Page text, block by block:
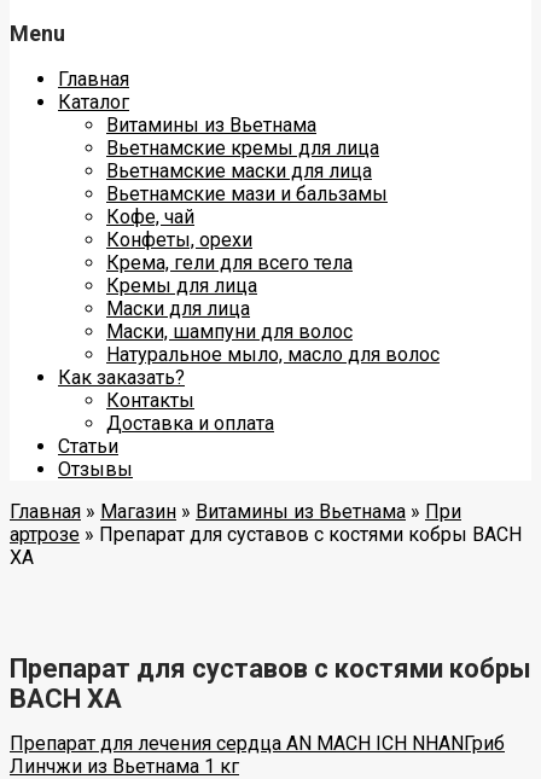
Menu
Главная
Каталог
Витамины из Вьетнама
Вьетнамские кремы для лица
Вьетнамские маски для лица
Вьетнамские мази и бальзамы
Кофе, чай
Конфеты, орехи
Крема, гели для всего тела
Кремы для лица
Маски для лица
Маски, шампуни для волос
Натуральное мыло, масло для волос
Как заказать?
Контакты
Доставка и оплата
Статьи
Отзывы
Главная » Магазин » Витамины из Вьетнама » При
артрозе » Препарат для суставов с костями кобры BACH
XA
Препарат для суставов с костями кобры
BACH XA
Препарат для лечения сердца AN MACH ICH NHANГриб
Линчжи из Вьетнама 1 кг